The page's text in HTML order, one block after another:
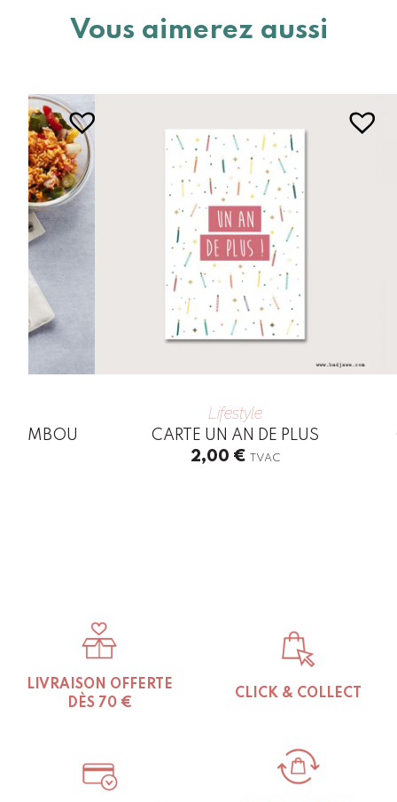
Vous aimerez aussi
BAMBOU
Lifestyle
CARTE UN AN DE PLUS
2,00 € TVAC
LIVRAISON OFFERTE
DÈS 70 €
CLICK & COLLECT